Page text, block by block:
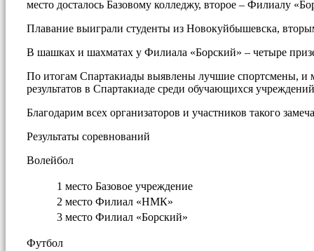
место досталось Базовому колледжу, второе – Филиалу
Плавание выиграли студенты из Новокуйбышевска,
В шашках и шахматах у Филиала «Борский» – четыре
По итогам Спартакиады выявлены лучшие спортсмены, и
результатов в Спартакиаде среди обучающихся
Благодарим всех организаторов и участников такого
Результаты соревнований
Волейбол
1 место Базовое учреждение
2 место Филиал «НМК»
3 место Филиал «Борский»
Футбол